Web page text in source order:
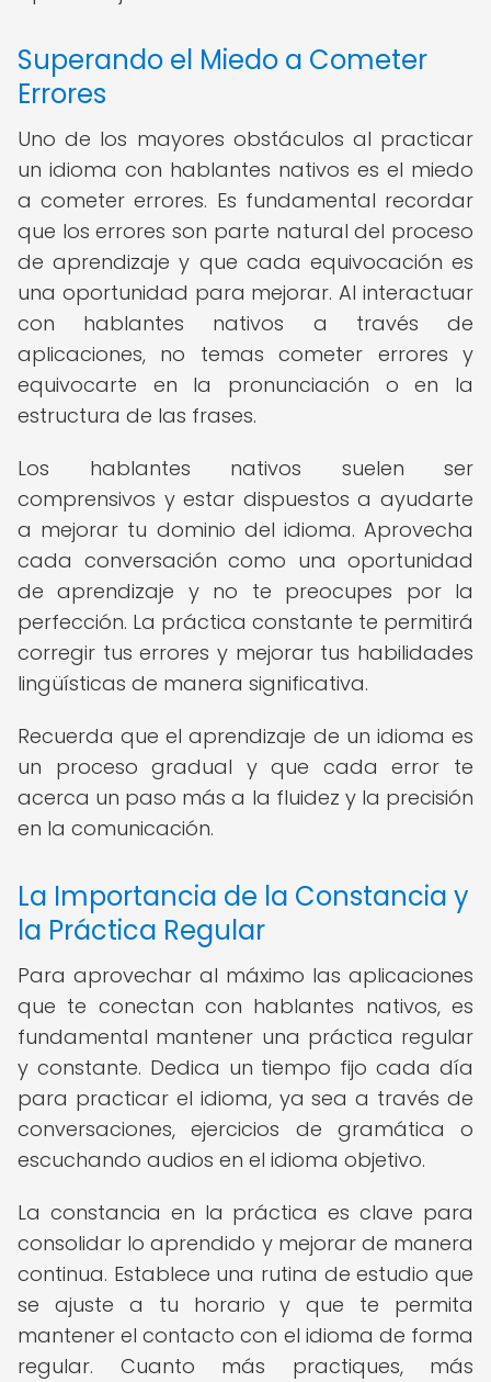
Superando el Miedo a Cometer
Errores
Uno de los mayores obstáculos al practicar
un idioma con hablantes nativos es el miedo
a cometer errores. Es fundamental recordar
que los errores son parte natural del proceso
de aprendizaje y que cada equivocación es
una oportunidad para mejorar. Al interactuar
con hablantes nativos a través de
aplicaciones, no temas cometer errores y
equivocarte en la pronunciación o en la
estructura de las frases.
Los hablantes nativos suelen ser
comprensivos y estar dispuestos a ayudarte
a mejorar tu dominio del idioma. Aprovecha
cada conversación como una oportunidad
de aprendizaje y no te preocupes por la
perfección. La práctica constante te permitirá
corregir tus errores y mejorar tus habilidades
lingüísticas de manera significativa.
Recuerda que el aprendizaje de un idioma es
un proceso gradual y que cada error te
acerca un paso más a la fluidez y la precisión
en la comunicación.
La Importancia de la Constancia y
la Práctica Regular
Para aprovechar al máximo las aplicaciones
que te conectan con hablantes nativos, es
fundamental mantener una práctica regular
y constante. Dedica un tiempo fijo cada día
para practicar el idioma, ya sea a través de
conversaciones, ejercicios de gramática o
escuchando audios en el idioma objetivo.
La constancia en la práctica es clave para
consolidar lo aprendido y mejorar de manera
continua. Establece una rutina de estudio que
se ajuste a tu horario y que te permita
mantener el contacto con el idioma de forma
regular. Cuanto más practiques, más